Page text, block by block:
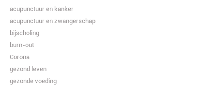
acupunctuur en kanker
acupunctuur en zwangerschap
bijscholing
burn-out
Corona
gezond leven
gezonde voeding